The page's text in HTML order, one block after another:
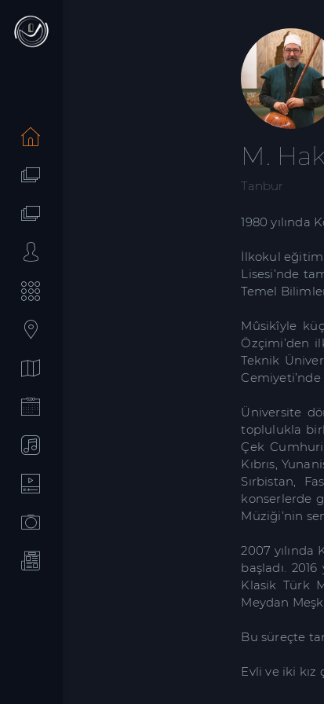
M.
Tanbur
1980 yılında
İlkokul
Lisesi’nde
Temel
Mûsikîyle
Özçimi’den
Teknik
Üniversite
toplulukla
Çek
Kıbrıs,
Sırbistan,
konserlerde
Müziği’nin
2007
başladı.
Klasik Türk
Meydan
Bu süreçte
Evli ve iki kız